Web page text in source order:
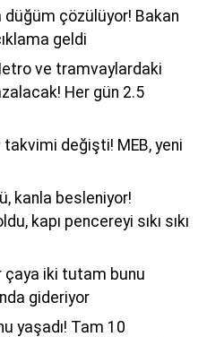
çözülüyor! Bakan
geldi
ve tramvaylardaki
Her gün 2.5
takvimi değişti! MEB, yeni
kanla besleniyor!
kapı pencereyi sıkı sıkı
çaya iki tutam bunu
gideriyor
yaşadı! Tam 10